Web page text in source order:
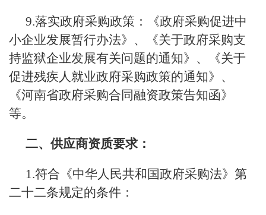
9.落实政府采购政策：《政府采购促进中
小企业发展暂行办法》、《关于政府采购支
持监狱企业发展有关问题的通知》、《关于
促进残疾人就业政府采购政策的通知》、
《河南省政府采购合同融资政策告知函》
等。
二、供应商资质要求：
1.符合《中华人民共和国政府采购法》第
二十二条规定的条件：